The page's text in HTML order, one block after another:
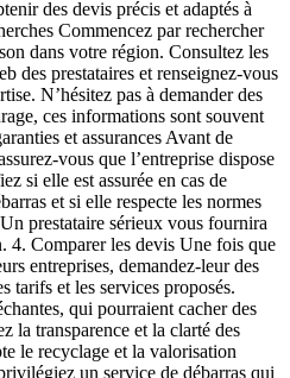
des devis précis et adaptés à
Commencez par rechercher
dans votre région. Consultez les
des prestataires et renseignez-vous
N’hésitez pas à demander des
ces informations sont souvent
et assurances Avant de
vous que l’entreprise dispose
si elle est assurée en cas de
et si elle respecte les normes
prestataire sérieux vous fournira
4. Comparer les devis Une fois que
entreprises, demandez-leur des
tarifs et les services proposés.
qui pourraient cacher des
la transparence et la clarté des
le recyclage et la valorisation
un service de débarras qui